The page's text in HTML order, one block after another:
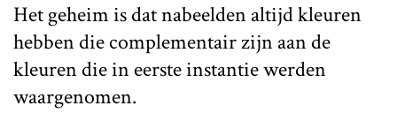
Het geheim is dat nabeelden altijd kleuren
hebben die complementair zijn aan de
kleuren die in eerste instantie werden
waargenomen.